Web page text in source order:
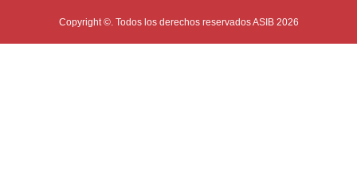
Copyright ©. Todos los derechos reservados ASIB 2026